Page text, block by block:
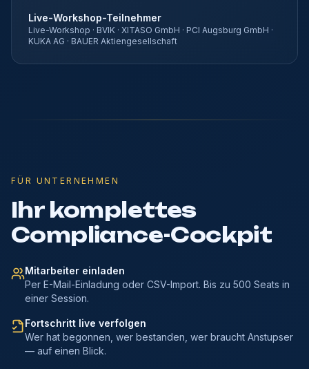
Live-Workshop-Teilnehmer
Live-Workshop · BVIK · XITASO GmbH · PCI Augsburg GmbH ·
KUKA AG · BAUER Aktiengesellschaft
FÜR UNTERNEHMEN
Ihr komplettes
Compliance-Cockpit
Mitarbeiter einladen
Per E-Mail-Einladung oder CSV-Import. Bis zu 500 Seats in
einer Session.
Fortschritt live verfolgen
Wer hat begonnen, wer bestanden, wer braucht Anstupser
— auf einen Blick.